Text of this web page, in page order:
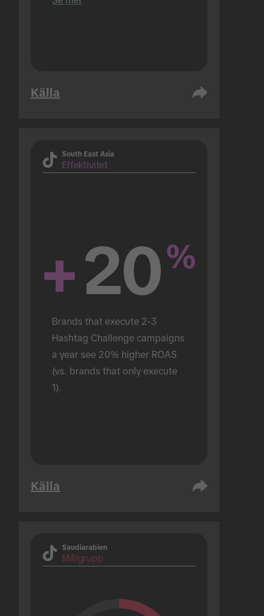
Källa
South East Asia
Effektivitet
+20%
Brands that execute 2-3
Hashtag Challenge campaigns
a year see 20% higher ROAS
(vs. brands that only execute
1).
Källa
Saudiarabien
Målgrupp